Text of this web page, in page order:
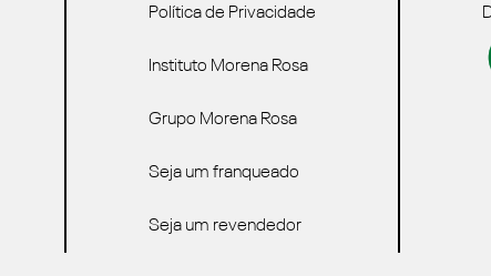
Política de Privacidade
Instituto Morena Rosa
Grupo Morena Rosa
Seja um franqueado
Seja um revendedor